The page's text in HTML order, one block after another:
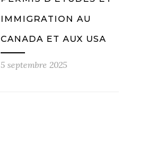
IMMIGRATION AU
CANADA ET AUX USA
5 septembre 2025